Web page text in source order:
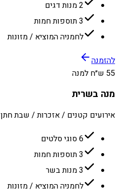
2 מנות דגים
3 תוספות חמות
לחמניה המוציא / מזונות
להזמנה
55 ש״ח למנה
מנה בשרית
אירועים קטנים / אזכרות / שבת חתן
6 סוגי סלטים
3 תוספות חמות
3 מנות בשר
לחמניה המוציא / מזונות